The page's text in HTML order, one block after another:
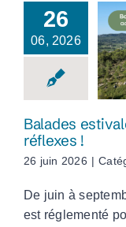
26
06, 2026
Balades
réflexes !
26 juin 2026 |
De juin à
est réglementé